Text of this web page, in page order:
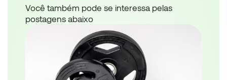
Você também pode se interessa pelas
postagens abaixo